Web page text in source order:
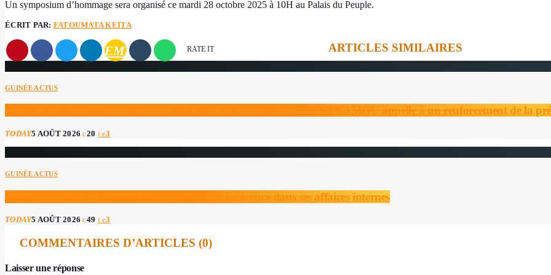
Un symposium d’hommage sera organisé ce mardi 28 octobre 2025 à 10H au Palais du Peuple.
ÉCRIT PAR: FATOUMATA KEITA
EMAIL RATE IT ARTICLES SIMILAIRES
GUINÉE ACTUS
Recrudescence des accidents de la route en Guinée : Jean-Claude NANAMOU appelle à un renforcement de la
TODAY5 AOÛT 2026 20 3
GUINÉE ACTUS
Éducation : la FSPE accuse le département d’ingérence dans ses affaires internes
TODAY5 AOÛT 2026 49 3
COMMENTAIRES D’ARTICLES (0)
Laisser une réponse